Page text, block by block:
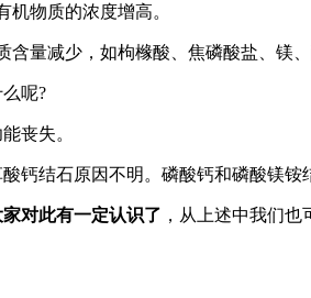
物质的浓度增高。
量减少，如枸橼酸、焦磷酸盐、镁、
呢?
丧失。
结石原因不明。磷酸钙和磷酸镁铵
对此有一定认识了 ，从上述中我们